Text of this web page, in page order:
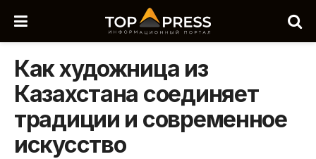
Как художница из
Казахстана соединяет
традиции и современное
искусство